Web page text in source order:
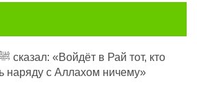
наряду с Аллахом ничему»